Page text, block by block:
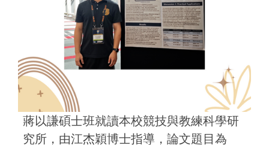
蔣以謙碩士班就讀本校競技與教練科學研
究所，由江杰穎博士指導，論文題目為